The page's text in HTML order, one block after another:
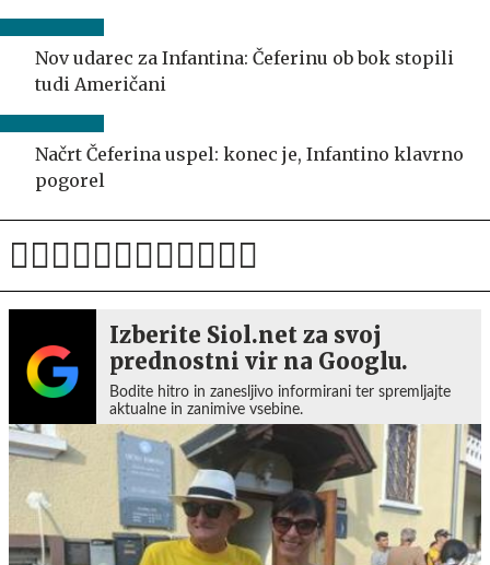
Nov udarec za Infantina: Čeferinu ob bok stopili
tudi Američani
Načrt Čeferina uspel: konec je, Infantino klavrno
pogorel
Izberite Siol.net za svoj
prednostni vir na Googlu.
Bodite hitro in zanesljivo informirani ter spremljajte
aktualne in zanimive vsebine.